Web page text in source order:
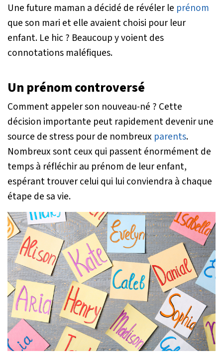
Une future maman a décidé de révéler le prénom
que son mari et elle avaient choisi pour leur
enfant. Le hic ? Beaucoup y voient des
connotations maléfiques.
Un prénom controversé
Comment appeler son nouveau-né ? Cette
décision importante peut rapidement devenir une
source de stress pour de nombreux parents.
Nombreux sont ceux qui passent énormément de
temps à réfléchir au prénom de leur enfant,
espérant trouver celui qui lui conviendra à chaque
étape de sa vie.